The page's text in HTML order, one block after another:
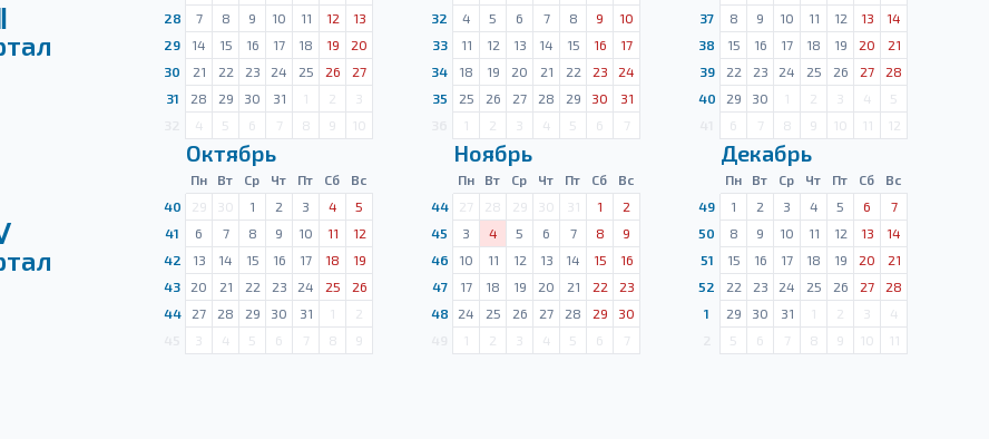
28
7 8 9 10 11 12
13
29
14 15 16 17 18 19
20
30
21 22 23 24 25 26
27
31
28 29 30 31 1 2
3
4 5 6 7 8 9 10
32
4 5 6 7 8 9
10
33
11 12 13 14 15 16
17
34
18 19 20 21 22 23
24
35
25 26 27 28 29 30
31
1 2 3 4 5 6 7
37
8 9 10 11 12 13
14
38
15 16 17 18 19 20
21
39
22 23 24 25 26 27
28
40
29 30 1 2 3 4
5
6 7 8 9 10 11 12
Октябрь
Пн Вт Ср Чт Пт Сб
Вс
40
29 30 1 2 3 4
5
41
6 7 8 9 10 11
12
42
13 14 15 16 17 18
19
43
20 21 22 23 24 25
26
44
27 28 29 30 31 1
2
3 4 5 6 7 8 9
Ноябрь
Пн Вт Ср Чт Пт Сб
Вс
44
27 28 29 30 31 1
2
45
3 4 5 6 7 8
9
46
10 11 12 13 14 15
16
47
17 18 19 20 21 22
23
48
24 25 26 27 28 29
30
1 2 3 4 5 6 7
Декабрь
Пн Вт Ср Чт Пт Сб
Вс
49
1 2 3 4 5 6
7
50
8 9 10 11 12 13
14
51
15 16 17 18 19 20
21
52
22 23 24 25 26 27
28
1
29 30 31 1 2 3
4
5 6 7 8 9 10 11